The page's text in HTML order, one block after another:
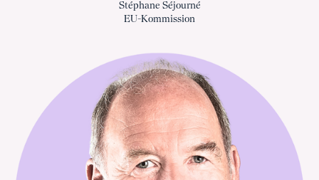
Stéphane Séjourné
EU-Kommission